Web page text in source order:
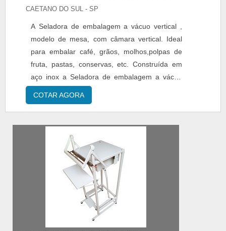
CAETANO DO SUL - SP
A Seladora de embalagem a vácuo vertical ,
modelo de mesa, com câmara vertical. Ideal
para embalar café, grãos, molhos,polpas de
fruta, pastas, conservas, etc. Construída em
aço inox a Seladora de embalagem a vácuo
vertical tem painel digital Solda Bi-ativa para
fechamento de embalagens aluminizadas ou
COTAR AGORA